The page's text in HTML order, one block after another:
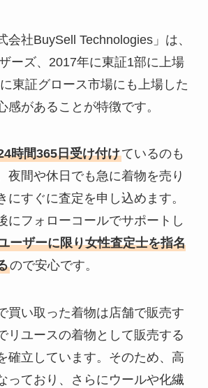
会社BuySell Technologies」は、
ーズ、2017年に東証1部に上場
東証グロース市場にも上場した
感があることが特徴です。
時間365日受け付けているのも
夜間や休日でも急に着物を売り
にすぐに査定を申し込めます。
にフォローコールでサポートし
ーザーに限り女性査定士を指名
ので安心です。
買い取った着物は店舗で販売す
リユースの着物として販売する
確立しています。そのため、高
っており、さらにウールや化繊